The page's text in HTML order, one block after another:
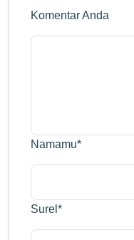
Komentar Anda
Namamu*
Surel *